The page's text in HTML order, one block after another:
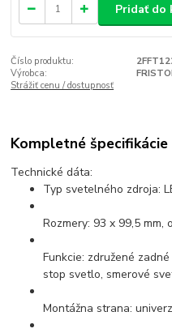
Pridať do
Číslo produktu:
Výrobca:
Strážiť cenu / dostupnosť
Kompletné špecifikácie
Technické dáta:
Typ svetelného zdroja:
Rozmery: 93 x 99,5
Funkcie: združené
stop svetlo, smerové
Montážna strana: